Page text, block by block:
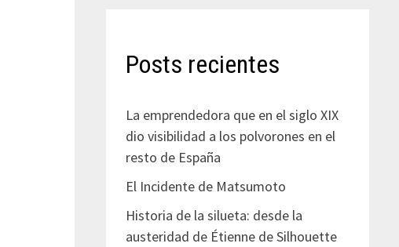
Posts recientes
La emprendedora que en el siglo XIX
dio visibilidad a los polvorones en el
resto de España
El Incidente de Matsumoto
Historia de la silueta: desde la
austeridad de Étienne de Silhouette